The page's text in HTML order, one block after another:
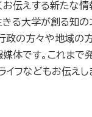
伝えする新たな情
きる大学が創る知
政の方々や地域
体です。これま
フなどもお伝えし